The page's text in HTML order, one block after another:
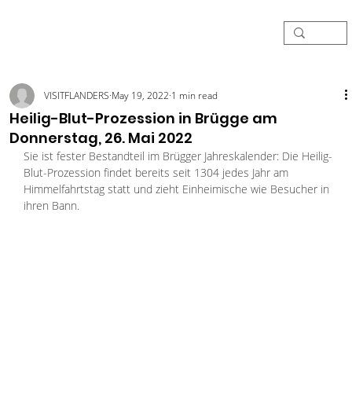
Heilig-Blut-Prozession in Brügge am
Donnerstag, 26. Mai 2022
VISITFLANDERS May 19, 2022 1 min read
Sie ist fester Bestandteil im Brügger Jahreskalender: Die Heilig-
Blut-Prozession findet bereits seit 1304 jedes Jahr am
Himmelfahrtstag statt und zieht Einheimische wie Besucher in
ihren Bann.